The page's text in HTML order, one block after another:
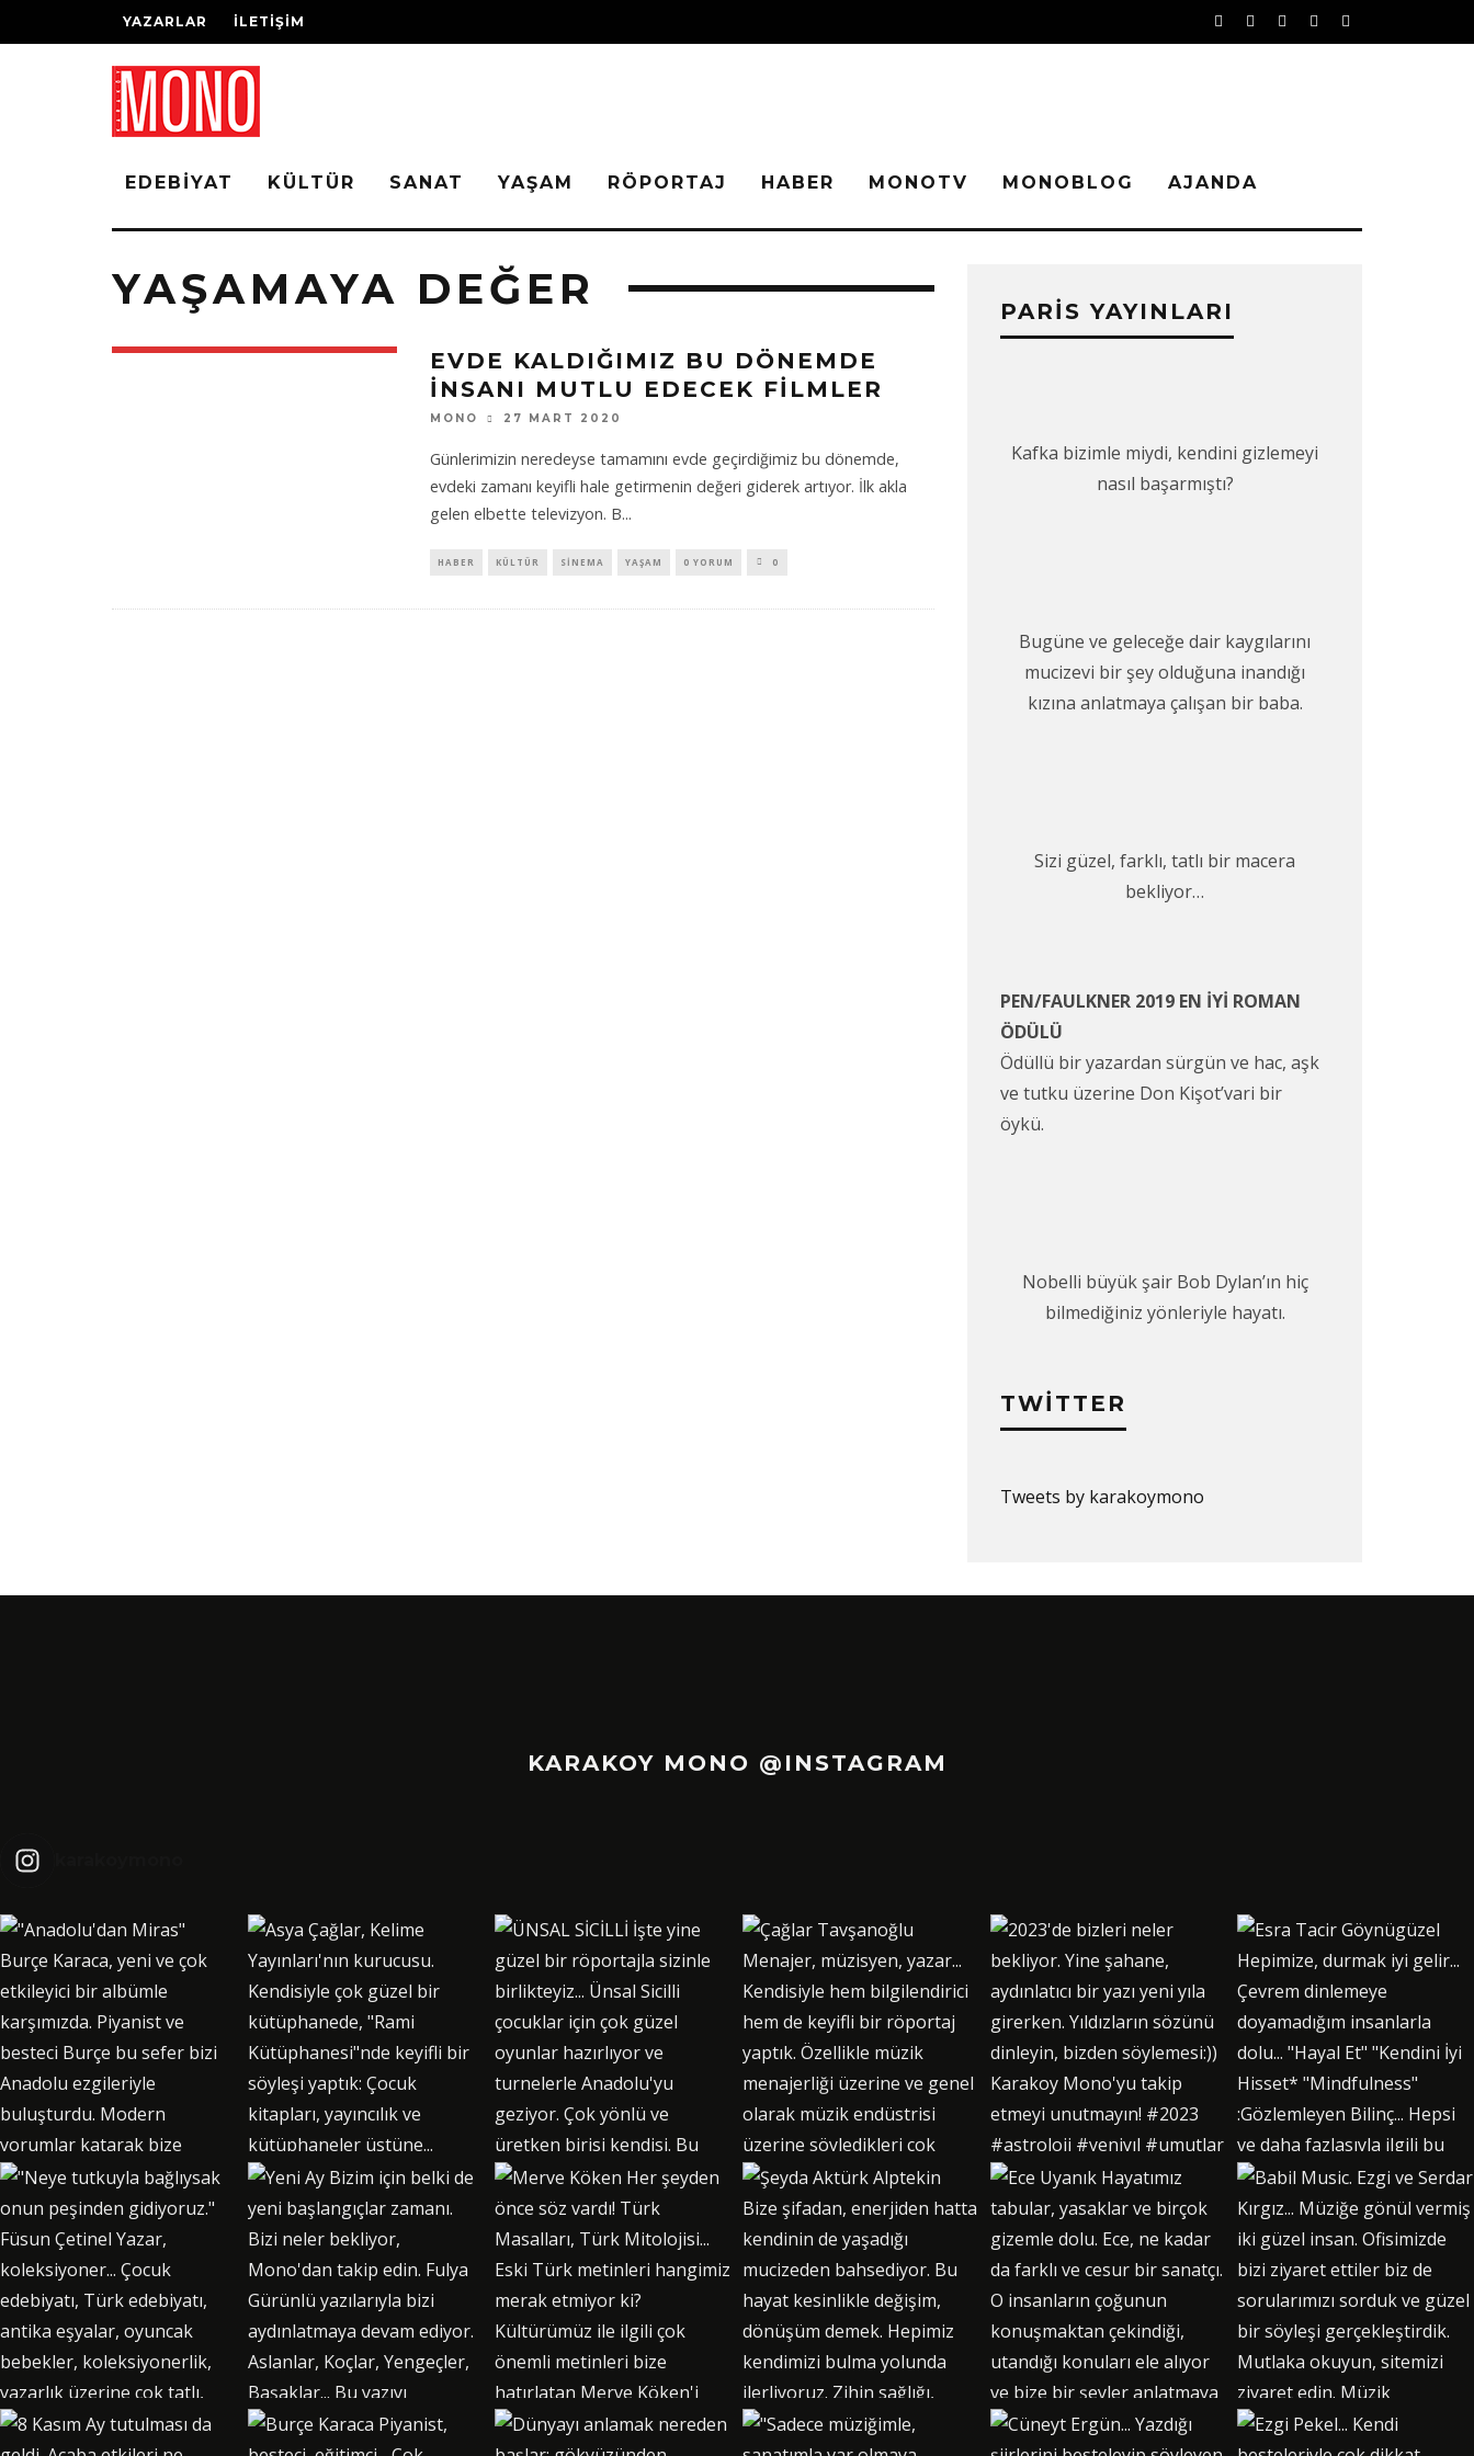
YAZARLAR İLETIŞIM
EDEBIYAT KÜLTÜR SANAT YAŞAM RÖPORTAJ HABER MONOTV MONOBLOG AJANDA
YAŞAMAYA DEĞER
EVDE KALDIĞIMIZ BU DÖNEMDE
INSANI MUTLU EDECEK FILMLER
MONO 27 MART 2020
Günlerimizin neredeyse tamamını evde geçirdiğimiz bu dönemde,
evdeki zamanı keyifli hale getirmenin değeri giderek artıyor. İlk akla
gelen elbette televizyon. B...
HABER KÜLTÜR SINEMA YAŞAM 0 YORUM 0
PARIS YAYINLARI
Kafka bizimle miydi, kendini gizlemeyi
nasıl başarmıştı?
Bugüne ve geleceğe dair kaygılarını
mucizevi bir şey olduğuna inandığı
kızına anlatmaya çalışan bir baba.
Sizi güzel, farklı, tatlı bir macera
bekliyor…
PEN/FAULKNER 2019 EN İYİ ROMAN
ÖDÜLÜ
Ödüllü bir yazardan sürgün ve hac, aşk
ve tutku üzerine Don Kişot’vari bir
öykü.
Nobelli büyük şair Bob Dylan’ın hiç
bilmediğiniz yönleriyle hayatı.
TWITTER
Tweets by karakoymono
KARAKOY MONO @INSTAGRAM